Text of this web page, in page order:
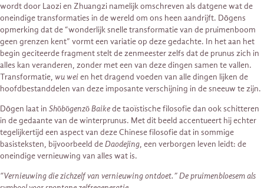
wordt door Laozi en Zhuangzi namelijk omschreven als datgene wat de
oneindige transformaties in de wereld om ons heen aandrijft. Dōgens
opmerking dat de “wonderlijk snelle transformatie van de pruimenboom
geen grenzen kent” vormt een variatie op deze gedachte. In het aan het
begin geciteerde fragment stelt de zenmeester zelfs dat de prunus zich in
alles kan veranderen, zonder met een van deze dingen samen te vallen.
Transformatie, wu weien het dragend voeden van alle dingen lijken de
hoofdbestanddelen van deze imposante verschijning in de sneeuw te zijn.
Dōgen laat in Shōbōgenzō Baikede taoïstische filosofie dan ook schitteren
in de gedaante van de winterprunus. Met dit beeld accentueert hij echter
tegelijkertijd een aspect van deze Chinese filosofie dat in sommige
basisteksten, bijvoorbeeld deDaodejing, een verborgen leven leidt: de
oneindige vernieuwing van alles wat is.
“Vernieuwing die zichzelf van vernieuwing ontdoet.” De pruimenbloesem als